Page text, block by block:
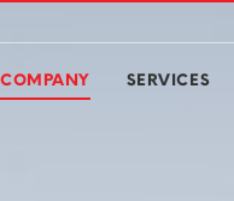
COMPANY SERVICES